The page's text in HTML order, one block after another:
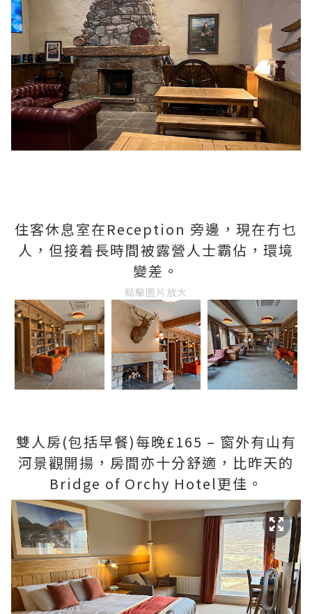
住客休息室在Reception 旁邊，現在冇乜
人，但接着長時間被露營人士霸佔，環境
變差。
點擊圖片放大
雙人房(包括早餐)每晚£165 – 窗外有山有
河景觀開揚，房間亦十分舒適，比昨天的
Bridge of Orchy Hotel更佳。